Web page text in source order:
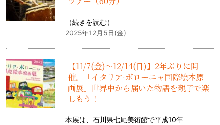
（続きを読む）
2025年12月5日(金)
【11/7(金)～12/14(日)】2年ぶりに開
催。「イタリア·ボローニャ国際絵本原
画展」世界中から届いた物語を親子で楽
しもう！
本展は、石川県七尾美術館で平成10年